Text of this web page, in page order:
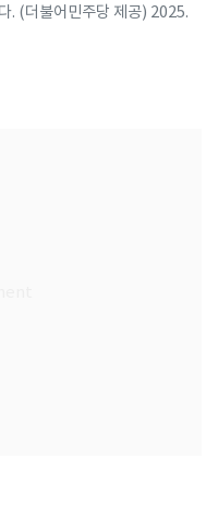
. (더불어민주당 제공) 2025.